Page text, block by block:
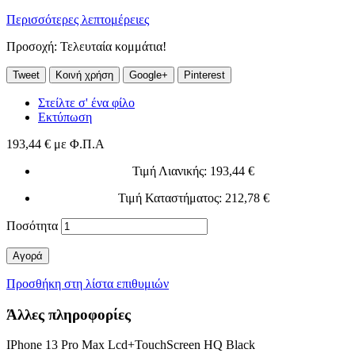
Περισσότερες λεπτομέρειες
Προσοχή: Τελευταία κομμάτια!
Tweet Κοινή χρήση Google+ Pinterest
Στείλτε σ' ένα φίλο
Εκτύπωση
193,44 € με Φ.Π.Α
Τιμή Λιανικής: 193,44 €
Τιμή Καταστήματος: 212,78 €
Ποσότητα
Αγορά
Προσθήκη στη λίστα επιθυμιών
Άλλες πληροφορίες
IPhone 13 Pro Max Lcd+TouchScreen HQ Black